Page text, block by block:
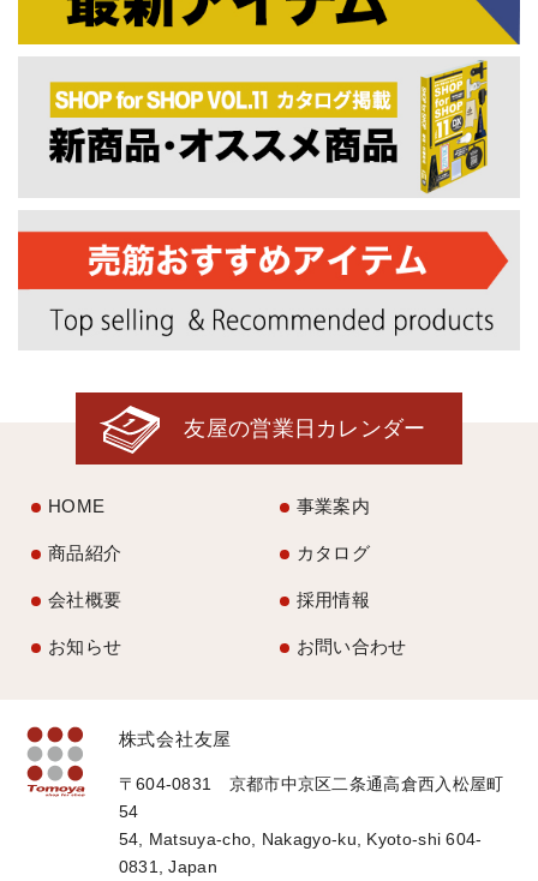
友屋の営業日カレンダー
HOME 事業案内
商品紹介 カタログ
会社概要 採用情報
お知らせ お問い合わせ
株式会社友屋
〒604-0831 京都市中京区二条通高倉西入松屋町
54
54, Matsuya-cho, Nakagyo-ku, Kyoto-shi 604-
0831, Japan